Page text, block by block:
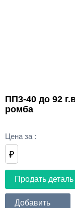
ПП3-40 до 92
ромба
Цена за :
₽
Продать деталь
Добавить